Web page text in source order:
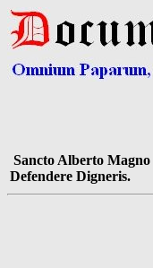
Sancto Alberto
Defendere Digneris.